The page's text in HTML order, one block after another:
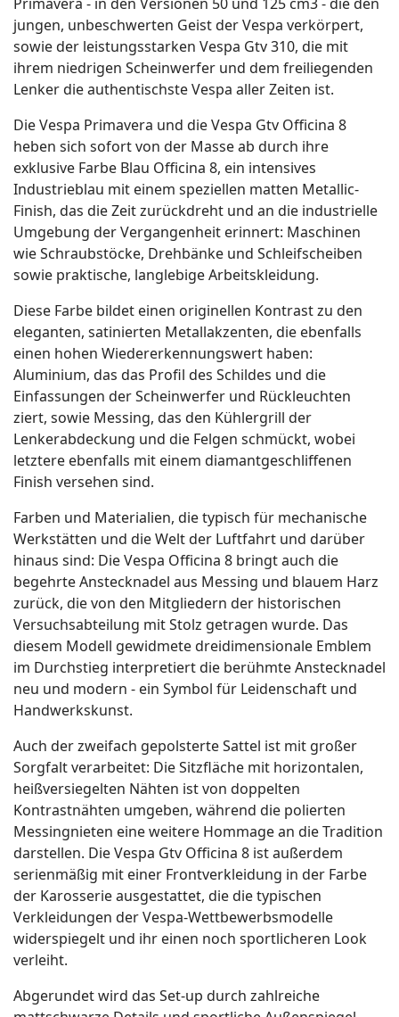
jungen, unbeschwerten Geist der Vespa verkörpert,
sowie der leistungsstarken Vespa Gtv 310, die mit
ihrem niedrigen Scheinwerfer und dem freiliegenden
Lenker die authentischste Vespa aller Zeiten ist.
Die Vespa Primavera und die Vespa Gtv Officina 8
heben sich sofort von der Masse ab durch ihre
exklusive Farbe Blau Officina 8, ein intensives
Industrieblau mit einem speziellen matten Metallic-
Finish, das die Zeit zurückdreht und an die industrielle
Umgebung der Vergangenheit erinnert: Maschinen
wie Schraubstöcke, Drehbänke und Schleifscheiben
sowie praktische, langlebige Arbeitskleidung.
Diese Farbe bildet einen originellen Kontrast zu den
eleganten, satinierten Metallakzenten, die ebenfalls
einen hohen Wiedererkennungswert haben:
Aluminium, das das Profil des Schildes und die
Einfassungen der Scheinwerfer und Rückleuchten
ziert, sowie Messing, das den Kühlergrill der
Lenkerabdeckung und die Felgen schmückt, wobei
letztere ebenfalls mit einem diamantgeschliffenen
Finish versehen sind.
Farben und Materialien, die typisch für mechanische
Werkstätten und die Welt der Luftfahrt und darüber
hinaus sind: Die Vespa Officina 8 bringt auch die
begehrte Anstecknadel aus Messing und blauem Harz
zurück, die von den Mitgliedern der historischen
Versuchsabteilung mit Stolz getragen wurde. Das
diesem Modell gewidmete dreidimensionale Emblem
im Durchstieg interpretiert die berühmte Anstecknadel
neu und modern - ein Symbol für Leidenschaft und
Handwerkskunst.
Auch der zweifach gepolsterte Sattel ist mit großer
Sorgfalt verarbeitet: Die Sitzfläche mit horizontalen,
heißversiegelten Nähten ist von doppelten
Kontrastnähten umgeben, während die polierten
Messingnieten eine weitere Hommage an die Tradition
darstellen. Die Vespa Gtv Officina 8 ist außerdem
serienmäßig mit einer Frontverkleidung in der Farbe
der Karosserie ausgestattet, die die typischen
Verkleidungen der Vespa-Wettbewerbsmodelle
widerspiegelt und ihr einen noch sportlicheren Look
verleiht.
Abgerundet wird das Set-up durch zahlreiche